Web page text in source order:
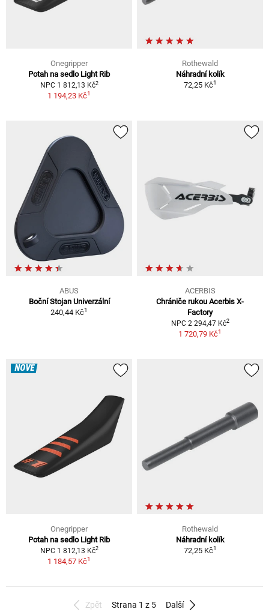
Onegripper
Potah na sedlo Light Rib
NPC 1 812,13 Kč2
1 194,23 Kč1
Rothewald
Náhradní kolík
72,25 Kč1
ABUS
Boční Stojan Univerzální
240,44 Kč1
ACERBIS
Chrániče rukou Acerbis X-
Factory
NPC 2 294,47 Kč2
1 720,79 Kč1
NOVÉ
Onegripper
Potah na sedlo Light Rib
NPC 1 812,13 Kč2
1 184,57 Kč1
Rothewald
Náhradní kolík
72,25 Kč1
Zpět Strana 1 z 5 Další